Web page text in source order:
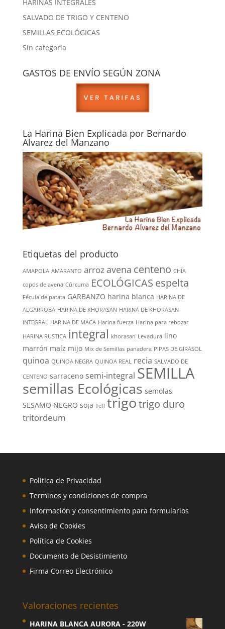
HARINAS INTEGRALES
SALVADO DE TRIGO Y CENTENO
SEMILLAS ECOLÓGICAS
Sin categoría
GASTOS DE ENVÍO SEGÚN ZONA
La Harina Bien Explicada por Bernardo
Alvarez del Manzano
Etiquetas del producto
AMAPOLA AMARANTO arroz avena centeno CHÍA
copos de avena Cúrcuma ECOLÓGICAS espelta
Fécula de patata GARBANZO harina blanca HARINA DE
ALGARROBA HARINA DE KHORASAN HARINA DE KHORASAN
INTEGRAL
HARINA DE MACA Harina fuerza Harina para rebozar
HARINA RUSTICA integral khorasan Levadura lino
marrón maíz mijo Mix de Semillas panadera PIPAS DE GIRASOL
quinoa QUINOA NEGRA QUINOA REAL recia SALVADO DE
CENTENO sarraceno semi-integral SEMILLA
semillas Ecológicas semolas
SESAMO NEGRO soja Teff trigotrigo duro
tritordeum
Politica de Privacidad
Terminos y condiciones de compra
Información y consentimiento para formularios
Aviso de Cookies
Política de Cookies
Documento de Desistimiento
Firma Correo Electrónico
Valoraciones recientes
HARINA BLANCA AURORA - 220W